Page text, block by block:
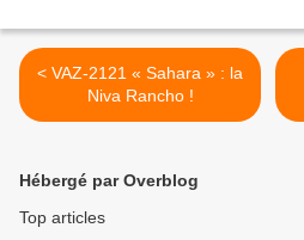
< VAZ-2121 « Sahara » : la
Niva Rancho !
Hébergé par Overblog
Top articles